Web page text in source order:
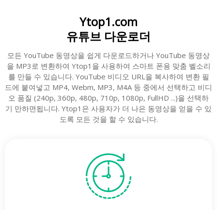
Ytop1.com
유튜브 다운로더
모든 YouTube 동영상을 쉽게 다운로드하거나 YouTube 동영상
을 MP3로 변환하여 Ytop1을 사용하여 스마트 폰용 맞춤 벨소리
를 만들 수 있습니다. YouTube 비디오 URL을 복사하여 변환 필
드에 붙여넣고 MP4, Webm, MP3, M4A 등 중에서 선택하고 비디
오 품질 (240p, 360p, 480p, 710p, 1080p, FullHD ...)을 선택하
기 만하면됩니다. Ytop1은 사용자가 더 나은 동영상을 얻을 수 있
도록 모든 것을 할 수 있습니다.